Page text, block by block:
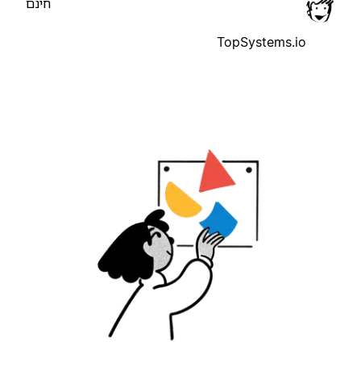
TopSystems.io